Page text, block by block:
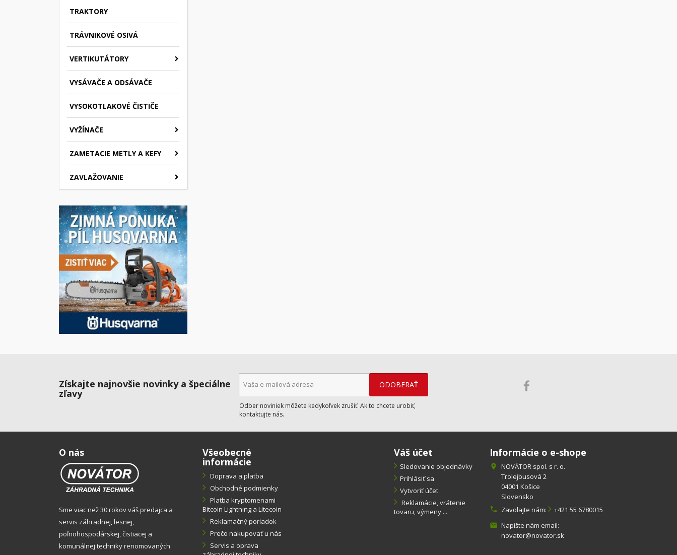
TRAKTORY
TRÁVNIKOVÉ OSIVÁ
VERTIKUTÁTORY
VYSÁVAČE A ODSÁVAČE
VYSOKOTLAKOVÉ ČISTIČE
VYŽÍNAČE
ZAMETACIE METLY A KEFY
ZAVLAŽOVANIE
Získajte najnovšie novinky a špeciálne
zľavy
Odber noviniek môžete kedykoľvek zrušiť. Ak to chcete urobiť,
kontaktujte nás.
O nás
Sme viac než 30 rokov váš predajca a
servis záhradnej, lesnej,
poľnohospodárskej, čistiacej a
komunálnej techniky renomovaných
Všeobecné
informácie
Doprava a platba
Obchodné podmienky
Platba kryptomenami
Bitcoin Lightning a Litecoin
Reklamačný poriadok
Prečo nakupovať u nás
Servis a oprava
Váš účet
Sledovanie objednávky
Prihlásiť sa
Vytvoriť účet
Reklamácie, vrátenie
tovaru, výmeny ...
Informácie o e-shope

NOVÁTOR spol. s r. o.
Trolejbusová 2
04001 Košice
Slovensko
 Zavolajte nám: +421 55 6780015
 Napište nám email:
novator@novator.sk